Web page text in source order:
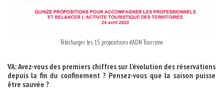
Télécharger les 15 propositions d’ADN Tourisme
VA: Avez-vous des premiers chiffres sur l’évolution des réservations
depuis la fin du confinement ? Pensez-vous que la saison puisse
être sauvée ?